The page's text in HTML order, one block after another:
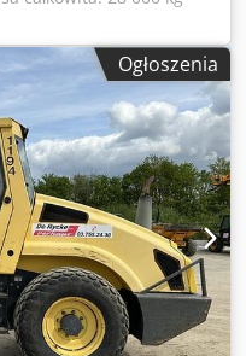
seryjny:
Przeglądaj naszą
szerokiej gamy maszyn
opcji niż
do kontaktu
czasie.
serwisowane i
Potrzebujesz
je
Obsługujemy w
niemiecki,
szeroką ofertę
Ogłoszenia